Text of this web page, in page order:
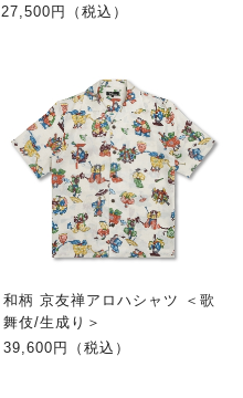
27,500円（税込）
和柄 京友禅アロハシャツ ＜歌
舞伎/生成り＞
39,600円（税込）